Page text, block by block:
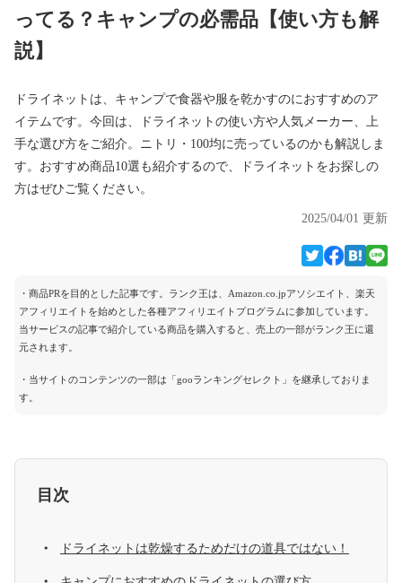
ってる？キャンプの必需品【使い方も解
説】
ドライネットは、キャンプで食器や服を乾かすのにおすすめのア
イテムです。今回は、ドライネットの使い方や人気メーカー、上
手な選び方をご紹介。ニトリ・100均に売っているのかも解説しま
す。おすすめ商品10選も紹介するので、ドライネットをお探しの
方はぜひご覧ください。
2025/04/01 更新
・商品PRを目的とした記事です。ランク王は、Amazon.co.jpアソシエイト、楽天
アフィリエイトを始めとした各種アフィリエイトプログラムに参加しています。
当サービスの記事で紹介している商品を購入すると、売上の一部がランク王に還
元されます。
・当サイトのコンテンツの一部は「gooランキングセレクト」を継承しておりま
す。
目次
ドライネットは乾燥するためだけの道具ではない！